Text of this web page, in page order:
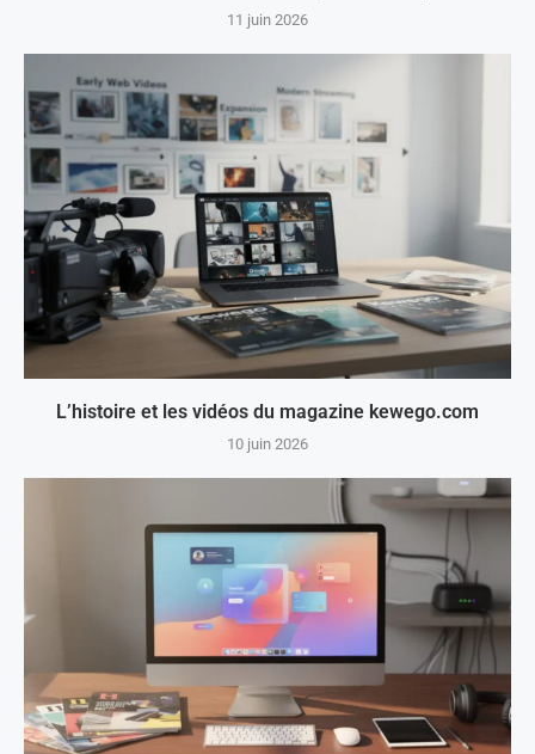
11 juin 2026
L’histoire et les vidéos du magazine kewego.com
10 juin 2026